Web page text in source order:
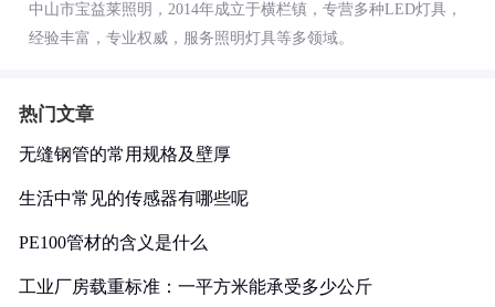
中山市宝益莱照明，2014年成立于横栏镇，专营多种LED灯具，
经验丰富，专业权威，服务照明灯具等多领域。
热门文章
无缝钢管的常用规格及壁厚
生活中常见的传感器有哪些呢
PE100管材的含义是什么
工业厂房载重标准：一平方米能承受多少公斤